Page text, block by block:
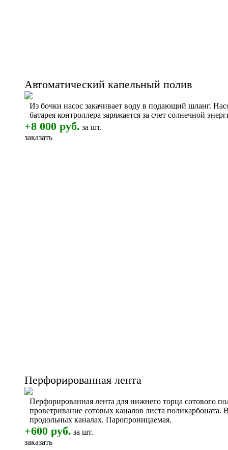
Автоматический капельный полив
Из бочки насос закачивает воду в подающий шланг.
батарея контроллера заряжается за счет солнечной
+8 000 руб. за шт.
заказать
Перфорированная лента
Перфорированная лента для нижнего торца сотового
проветривание сотовых каналов листа
продольных каналах. Паропроницаемая.
+600 руб. за шт.
заказать